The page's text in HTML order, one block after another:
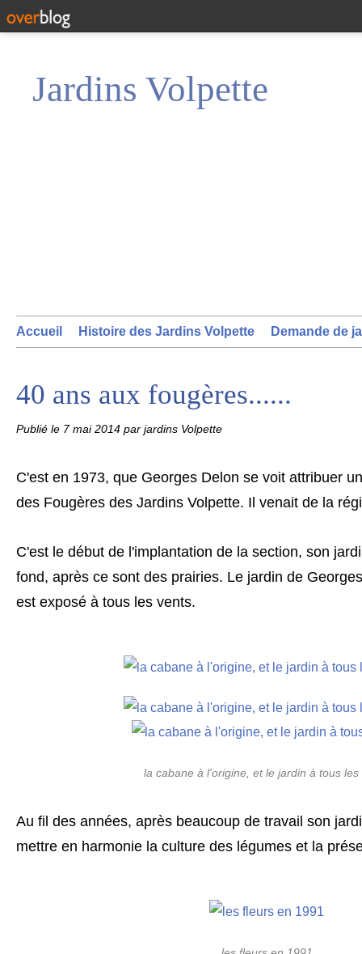
Jardins Volpette
Accueil Histoire des Jardins Volpette Demande de
40 ans aux fougères......
Publié le 7 mai 2014 par jardins Volpette
C'est en 1973, que Georges Delon se voit attribuer
des Fougères des Jardins Volpette. Il venait de la
C'est le début de l'implantation de la section, son
fond, après ce sont des prairies. Le jardin de
est exposé à tous les vents.
la cabane à l'origine, et le jardin à tous les
Au fil des années, après beaucoup de travail son
mettre en harmonie la culture des légumes et la